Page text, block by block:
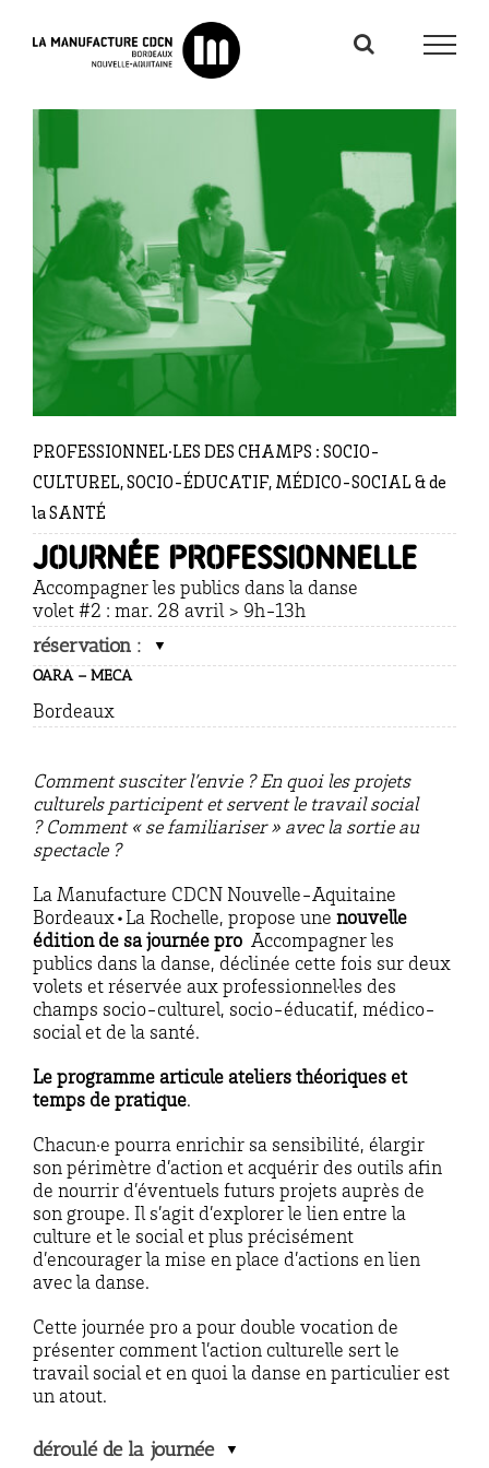
PROFESSIONNEL·LES DES CHAMPS : SOCIO-
CULTUREL, SOCIO-ÉDUCATIF, MÉDICO-SOCIAL & de
la SANTÉ
Journée professionnelle
Accompagner les publics dans la danse
volet #2 : mar. 28 avril > 9h-13h
réservation :
OARA – MECA
Bordeaux
Comment susciter l’envie ? En quoi les projets
culturels participent et servent le travail social
? Comment « se familiariser » avec la sortie au
spectacle ?
La Manufacture CDCN Nouvelle-Aquitaine
Bordeaux•La Rochelle, propose une nouvelle
édition de sa journée pro Accompagner les
publics dans la danse, déclinée cette fois sur deux
volets et réservée aux professionnel·les des
champs socio-culturel, socio-éducatif, médico-
social et de la santé.
Le programme articule ateliers théoriques et
temps de pratique.
Chacun·e pourra enrichir sa sensibilité, élargir
son périmètre d’action et acquérir des outils afin
de nourrir d’éventuels futurs projets auprès de
son groupe. Il s’agit d’explorer le lien entre la
culture et le social et plus précisément
d’encourager la mise en place d’actions en lien
avec la danse.
Cette journée pro a pour double vocation de
présenter comment l’action culturelle sert le
travail social et en quoi la danse en particulier est
un atout.
déroulé de la journée